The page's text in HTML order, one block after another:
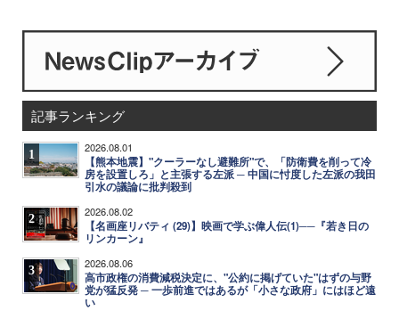
記事ランキング
1 2026.08.01
【熊本地震】"クーラーなし避難所"で、「防衛費を削って冷
房を設置しろ」と主張する左派 ─ 中国に忖度した左派の我田
引水の議論に批判殺到
2 2026.08.02
【名画座リバティ (29)】映画で学ぶ偉人伝(1)──『若き日の
リンカーン』
3 2026.08.06
高市政権の消費減税決定に、"公約に掲げていた"はずの与野
党が猛反発 ─ 一歩前進ではあるが「小さな政府」にはほど遠
い